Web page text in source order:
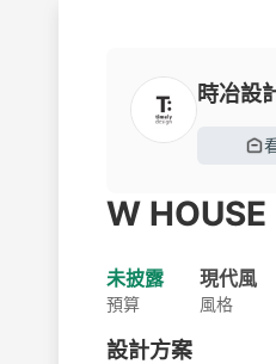
時冶設
W HOUSE
未披露
預算
現代風
風格
設計方案